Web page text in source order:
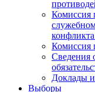
Комиссия
Комиссия
Сведения
Доклады
Выборы